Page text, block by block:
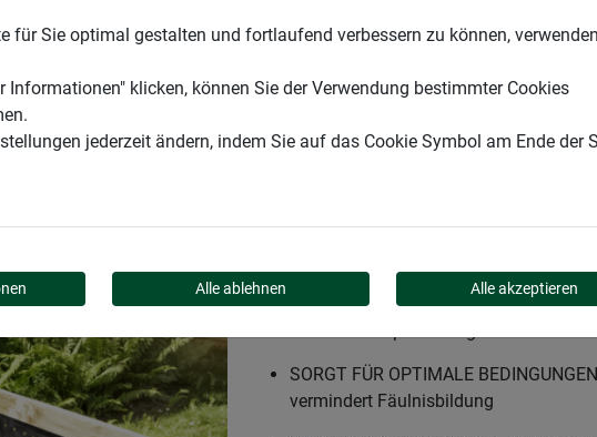
ZUR SAUBEREN
saubere Kompostierung von Küchen-
SORGT FÜR OPTIMALE
vermindert Fäulnisbildung
für Sie optimal gestalten und fortlaufend verbessern zu können,
Informationen" klicken, können Sie der Verwendung bestimmter Cookies
jederzeit ändern, indem Sie auf das Cookie Symbol am Ende der
Alle ablehnen Alle akzeptieren